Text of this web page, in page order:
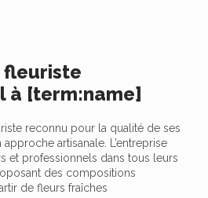
fleuriste
à [term:name]
reconnu pour la qualité de ses
artisanale. L’entreprise
et professionnels dans tous leurs
des compositions
de fleurs fraîches